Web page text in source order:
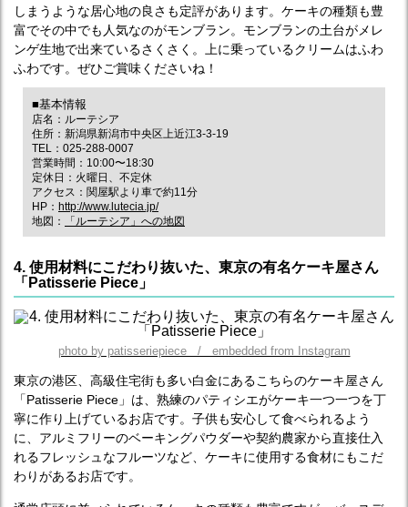
しまうような居心地の良さも定評があります。ケーキの種類も豊
富でその中でも人気なのがモンブラン。モンブランの土台がメレ
ンゲ生地で出来ているさくさく。上に乗っているクリームはふわ
ふわです。ぜひご賞味くださいね！
■基本情報
店名：ルーテシア
住所：新潟県新潟市中央区上近江3-3-19
TEL：025-288-0007
営業時間：10:00〜18:30
定休日：火曜日、不定休
アクセス：関屋駅より車で約11分
HP： http://www.lutecia.jp/
地図：
「ルーテシア」への地図
4. 使用材料にこだわり抜いた、東京の有名ケーキ屋さん
「Patisserie Piece」
photo by patisseriepiece / embedded from Instagram
東京の港区、高級住宅街も多い白金にあるこちらのケーキ屋さん
「Patisserie Piece」は、熟練のパティシエがケーキ一つ一つを丁
寧に作り上げているお店です。子供も安心して食べられるよう
に、アルミフリーのベーキングパウダーや契約農家から直接仕入
れるフレッシュなフルーツなど、ケーキに使用する食材にもこだ
わりがあるお店です。